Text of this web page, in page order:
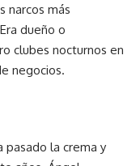
narcos más
dueño o
clubes nocturnos en
negocios.
pasado la crema y